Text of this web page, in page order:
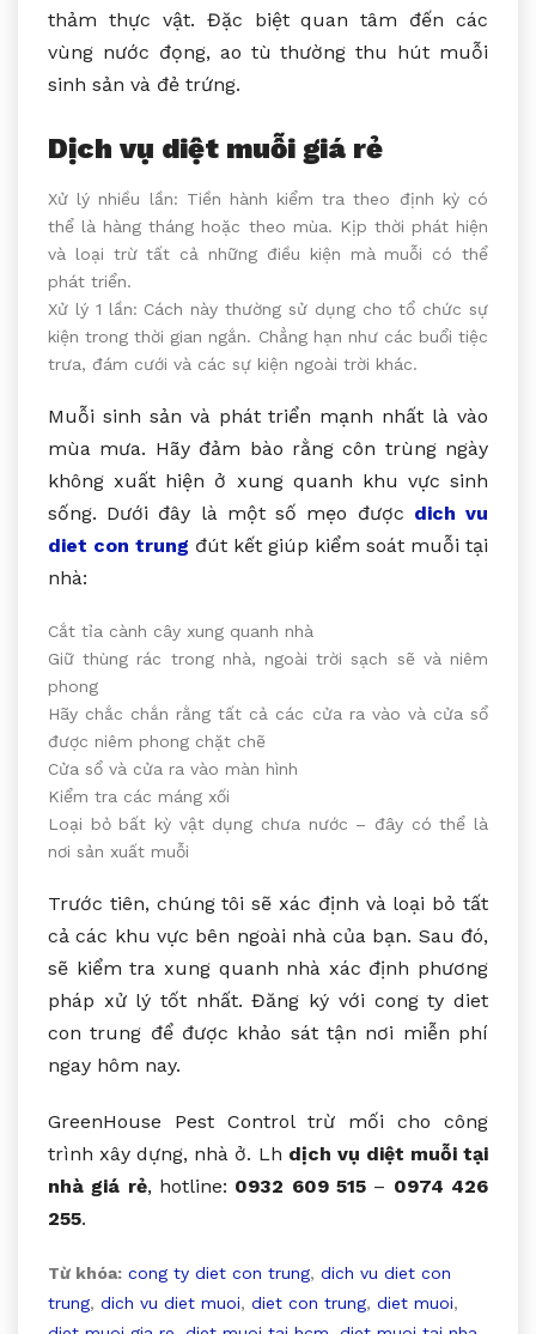
thảm thực vật. Đặc biệt quan tâm đến các
vùng nước đọng, ao tù thường thu hút muỗi
sinh sản và đẻ trứng.
Dịch vụ diệt muỗi giá rẻ
Xử lý nhiều lần: Tiền hành kiểm tra theo định kỳ có
thể là hàng tháng hoặc theo mùa. Kịp thời phát hiện
và loại trừ tất cả những điều kiện mà muỗi có thể
phát triển.
Xử lý 1 lần: Cách này thường sử dụng cho tổ chức sự
kiện trong thời gian ngắn. Chẳng hạn như các buổi tiệc
trưa, đám cưới và các sự kiện ngoài trời khác.
Muỗi sinh sản và phát triển mạnh nhất là vào
mùa mưa. Hãy đảm bào rằng côn trùng ngày
không xuất hiện ở xung quanh khu vực sinh
sống. Dưới đây là một số mẹo được dich vu
diet con trung đút kết giúp kiểm soát muỗi tại
nhà:
Cắt tỉa cành cây xung quanh nhà
Giữ thùng rác trong nhà, ngoài trời sạch sẽ và niêm
phong
Hãy chắc chắn rằng tất cả các cửa ra vào và cửa sổ
được niêm phong chặt chẽ
Cửa sổ và cửa ra vào màn hình
Kiểm tra các máng xối
Loại bỏ bất kỳ vật dụng chưa nước – đây có thể là
nơi sản xuất muỗi
Trước tiên, chúng tôi sẽ xác định và loại bỏ tất
cả các khu vực bên ngoài nhà của bạn. Sau đó,
sẽ kiểm tra xung quanh nhà xác định phương
pháp xử lý tốt nhất. Đăng ký với cong ty diet
con trung để được khảo sát tận nơi miễn phí
ngay hôm nay.
GreenHouse Pest Control trừ mối cho công
trình xây dựng, nhà ở. Lh dịch vụ diệt muỗi tại
nhà giá rẻ, hotline: 0932 609 515 – 0974 426
255.
Từ khóa: cong ty diet con trung, dich vu diet con
trung, dich vu diet muoi, diet con trung, diet muoi,